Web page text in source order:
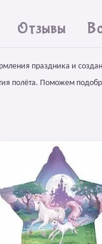
Отзывы
праздника и
полёта. Поможем